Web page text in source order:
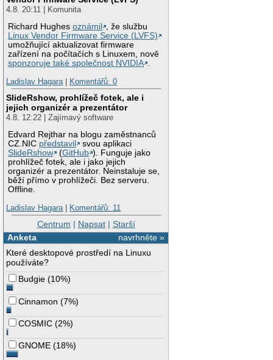
4.8. 20:11 | Komunita
Richard Hughesoznámil
, že službu
Linux Vendor Firmware Service (LVFS)
umožňující aktualizovat firmware
zařízení na počítačích s Linuxem, nově
sponzoruje také společnost NVIDIA .
Ladislav Hagara| Komentářů: 0
SlideRshow, prohlížeč fotek, ale i
jejich organizér a prezentátor
4.8. 12:22 | Zajímavý software
Edvard Rejthar na blogu zaměstnanců
CZ.NIC představil
svou aplikaci
SlideRshow
(GitHub ). Funguje jako
prohlížeč fotek, ale i jako jejich
organizér a prezentátor. Neinstaluje se,
běží přímo v prohlížeči. Bez serveru.
Offline.
Ladislav Hagara| Komentářů: 11
Centrum | Napsat| Starší
navrhněte »
Anketa
Které desktopové prostředí na Linuxu
používáte?
Budgie (10%)
Cinnamon (7%)
COSMIC (2%)
GNOME (18%)